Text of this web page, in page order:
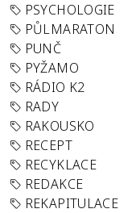
PSYCHOLOGIE
PŮLMARATON
PUNČ
PYŽAMO
RÁDIO K2
RADY
RAKOUSKO
RECEPT
RECYKLACE
REDAKCE
REKAPITULACE